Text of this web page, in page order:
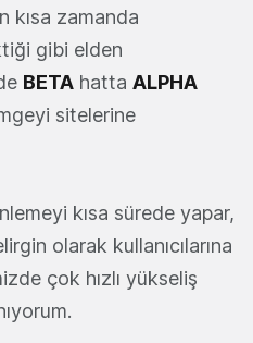
kısa zamanda
gibi elden
BETA hatta ALPHA
sitelerine
kısa sürede yapar,
olarak kullanıcılarına
çok hızlı yükseliş